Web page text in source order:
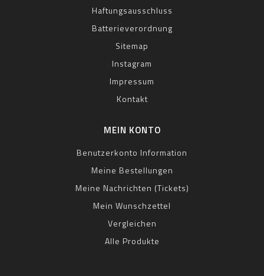
Haftungsausschluss
Batterieverordnung
Sitemap
Instagram
Impressum
Kontakt
MEIN KONTO
Benutzerkonto Information
Meine Bestellungen
Meine Nachrichten (Tickets)
Mein Wunschzettel
Vergleichen
Alle Produkte